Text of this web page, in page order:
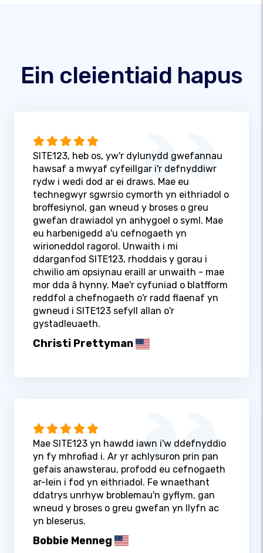
Ein cleientiaid hapus
SITE123, heb os, yw'r dylunydd gwefannau
hawsaf a mwyaf cyfeillgar i'r defnyddiwr
rydw i wedi dod ar ei draws. Mae eu
technegwyr sgwrsio cymorth yn eithriadol o
broffesiynol, gan wneud y broses o greu
gwefan drawiadol yn anhygoel o syml. Mae
eu harbenigedd a'u cefnogaeth yn
wirioneddol ragorol. Unwaith i mi
ddarganfod SITE123, rhoddais y gorau i
chwilio am opsiynau eraill ar unwaith - mae
mor dda â hynny. Mae'r cyfuniad o blatfform
reddfol a chefnogaeth o'r radd flaenaf yn
gwneud i SITE123 sefyll allan o'r
gystadleuaeth.
Christi Prettyman
Mae SITE123 yn hawdd iawn i'w ddefnyddio
yn fy mhrofiad i. Ar yr achlysuron prin pan
gefais anawsterau, profodd eu cefnogaeth
ar-lein i fod yn eithriadol. Fe wnaethant
ddatrys unrhyw broblemau'n gyflym, gan
wneud y broses o greu gwefan yn llyfn ac
yn bleserus.
Bobbie Menneg